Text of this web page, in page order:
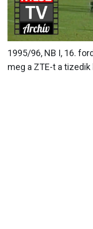
1995/96, NB I, 16.
meg a ZTE-t a